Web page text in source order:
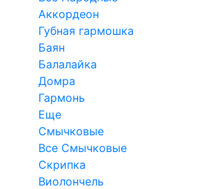
Аккордеон
Губная гармошка
Баян
Балалайка
Домра
Гармонь
Еще
Смычковые
Все Смычковые
Скрипка
Виолончель